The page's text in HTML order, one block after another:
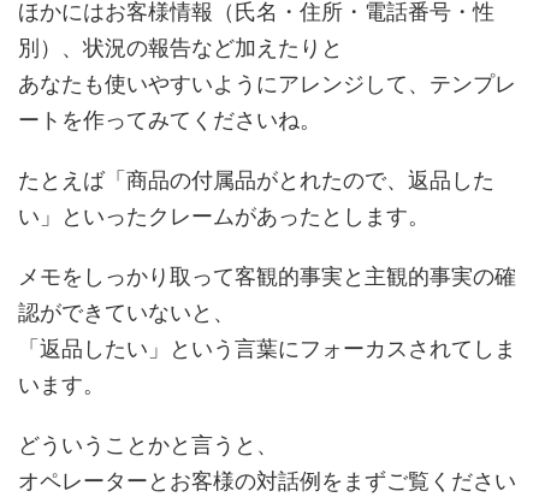
ほかにはお客様情報（氏名・住所・電話番号・性
別）、状況の報告など加えたりと
あなたも使いやすいようにアレンジして、テンプレ
ートを作ってみてくださいね。
たとえば「商品の付属品がとれたので、返品した
い」といったクレームがあったとします。
メモをしっかり取って客観的事実と主観的事実の確
認ができていないと、
「返品したい」という言葉にフォーカスされてしま
います。
どういうことかと言うと、
オペレーターとお客様の対話例をまずご覧ください